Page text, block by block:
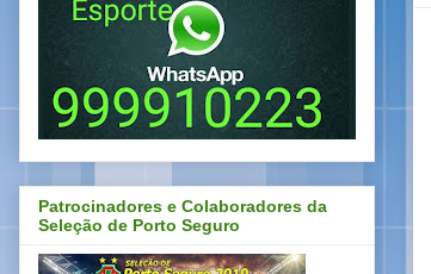
Patrocinadores e Colaboradores da
Seleção de Porto Seguro